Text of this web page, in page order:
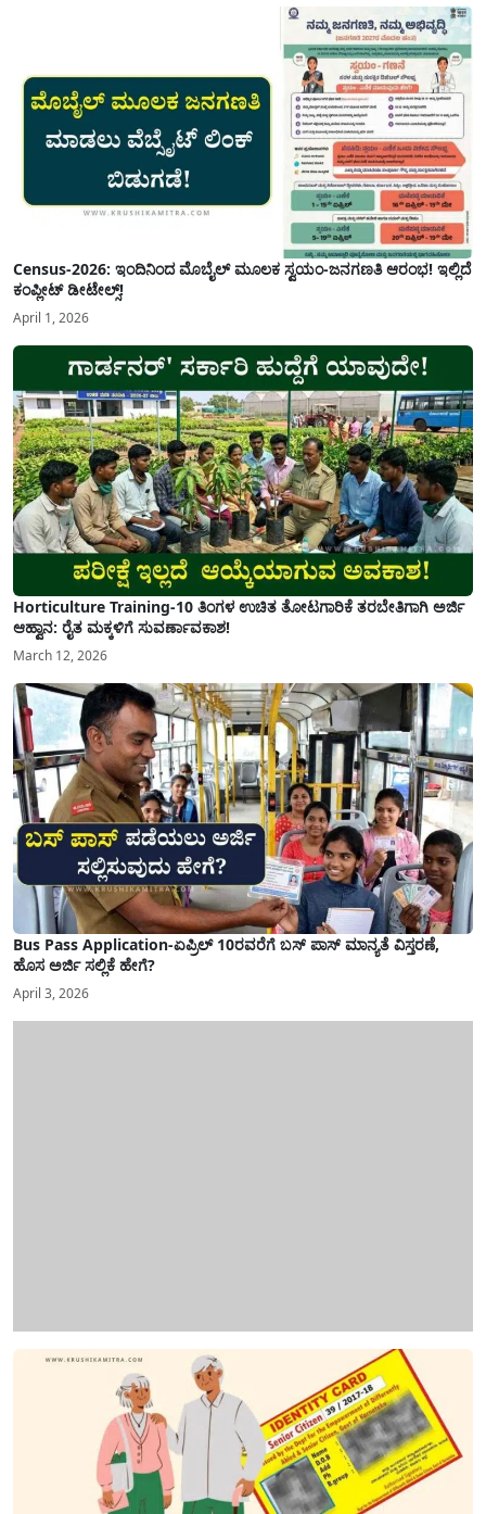
Census-2026: ಇಂದಿನಿಂದ ಮೊಬೈಲ್ ಮೂಲಕ ಸ್ವಯಂ-ಜನಗಣತಿ ಆರಂಭ! ಇಲ್ಲಿದೆ
ಕಂಪ್ಲೀಟ್ ಡೀಟೇಲ್ಸ್!
April 1, 2026
Horticulture Training-10 ತಿಂಗಳ ಉಚಿತ ತೋಟಗಾರಿಕೆ ತರಬೇತಿಗಾಗಿ ಅರ್ಜಿ
ಆಹ್ವಾನ: ರೈತ ಮಕ್ಕಳಿಗೆ ಸುವರ್ಣಾವಕಾಶ!
March 12, 2026
Bus Pass Application-ಏಪ್ರಿಲ್ 10ರವರೆಗೆ ಬಸ್ ಪಾಸ್ ಮಾನ್ಯತೆ ವಿಸ್ತರಣೆ,
ಹೊಸ ಅರ್ಜಿ ಸಲ್ಲಿಕೆ ಹೇಗೆ?
April 3, 2026